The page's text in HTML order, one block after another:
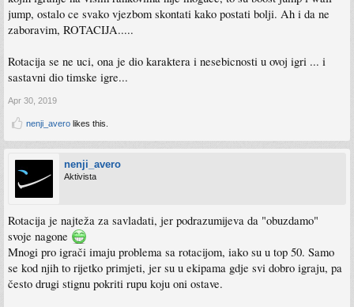
jump, ostalo ce svako vjezbom skontati kako postati bolji. Ah i da ne
zaboravim, ROTACIJA.....
Rotacija se ne uci, ona je dio karaktera i nesebicnosti u ovoj igri ... i
sastavni dio timske igre...
Apr 30, 2019
nenji_avero likes this.
nenji_avero
Aktivista
Rotacija je najteža za savladati, jer podrazumijeva da "obuzdamo"
svoje nagone
Mnogi pro igrači imaju problema sa rotacijom, iako su u top 50. Samo
se kod njih to rijetko primjeti, jer su u ekipama gdje svi dobro igraju, pa
često drugi stignu pokriti rupu koju oni ostave.